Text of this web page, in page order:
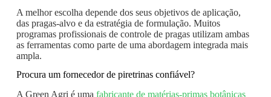
A melhor escolha depende dos seus objetivos de aplicação,
das pragas-alvo e da estratégia de formulação. Muitos
programas profissionais de controle de pragas utilizam ambas
as ferramentas como parte de uma abordagem integrada mais
ampla.
Procura um fornecedor de piretrinas confiável?
A Green Agri é uma fabricante de matérias-primas botânicas